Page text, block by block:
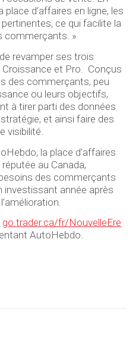
d’affaires en ligne, les
ce qui facilite la
commerçants. »
revamper ses trois
et Pro. Conçus
des commerçants, peu
ou leurs objectifs,
à tirer parti des données
et ainsi faire des
visibilité.
la place d’affaires
au Canada,
des commerçants
année après
go.trader.ca/fr/NouvelleEre
AutoHebdo.